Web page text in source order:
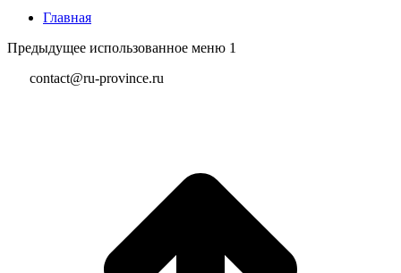
Главная
Предыдущее использованное меню 1
contact@ru-province.ru